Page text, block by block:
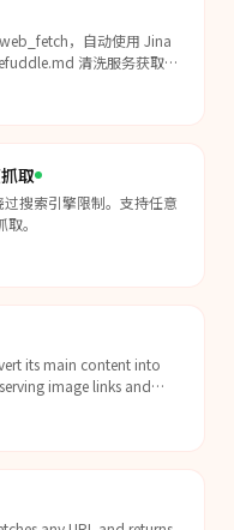
，自动使用 Jina
清洗服务获取干
时使用本技能替代
取
搜索引擎限制。支持任意
。
its main content into
image links and